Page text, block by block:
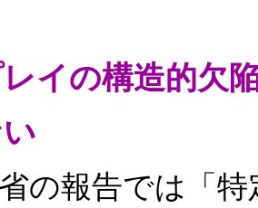
イの構造的欠
の報告では「特